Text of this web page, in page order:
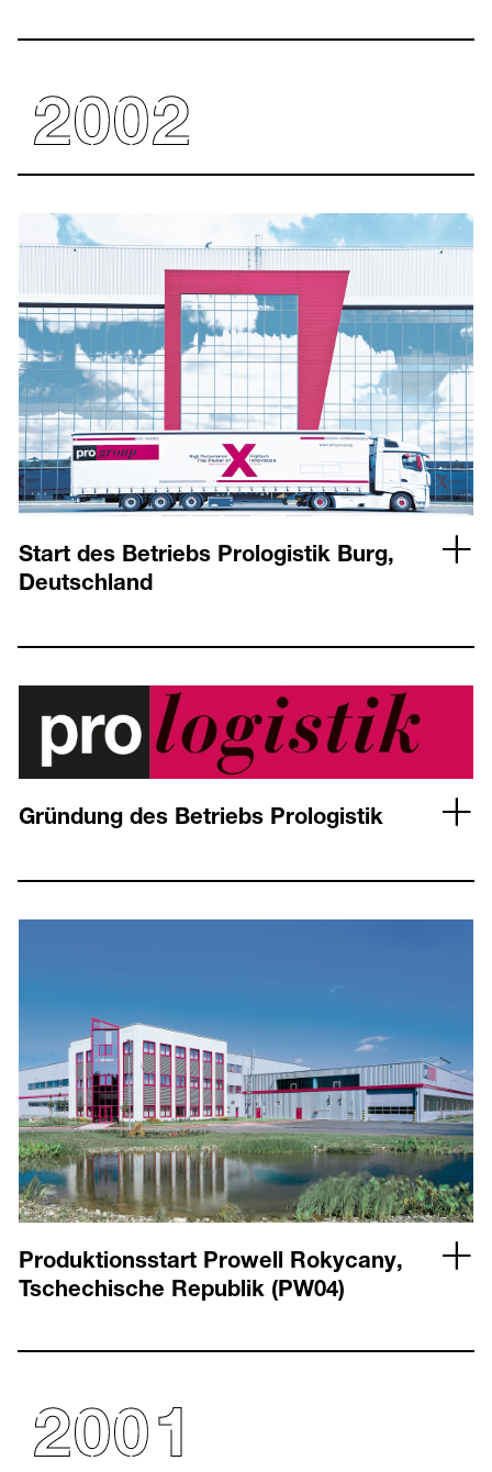
Start des Betriebs Prologistik Burg,
Deutschland
Gründung des Betriebs Prologistik
Produktionsstart Prowell Rokycany,
Tschechische Republik (PW04)